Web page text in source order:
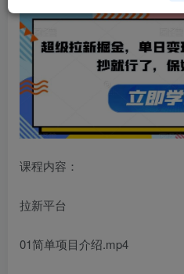
课程内容：
拉新平台
01简单项目介绍.mp4